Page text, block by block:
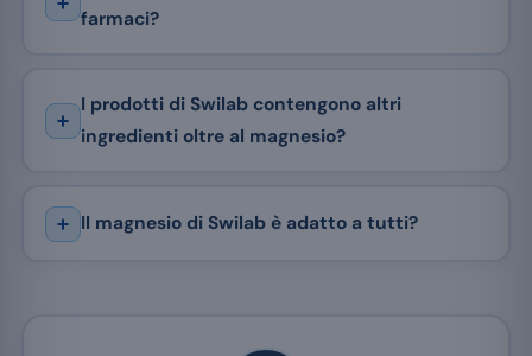
farmaci?
I prodotti di Swilab contengono altri
ingredienti oltre al magnesio?
Il magnesio di Swilab è adatto a tutti?